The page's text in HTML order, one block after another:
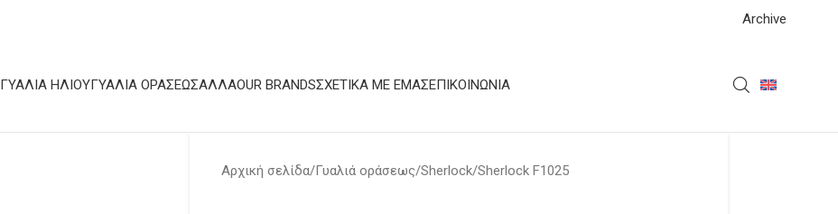
Archive
ΓΥΑΛΙΆ ΗΛΊΟΥΓΥΑΛΙΆ ΟΡΆΣΕΩΣΆΛΛΑOUR BRANDSΣΧΕΤΙΚΆ ΜΕ ΕΜΆΣΕΠΙΚΟΙΝΩΝΊΑ
Αρχική σελίδα Γυαλιά οράσεως Sherlock Sherlock F1025